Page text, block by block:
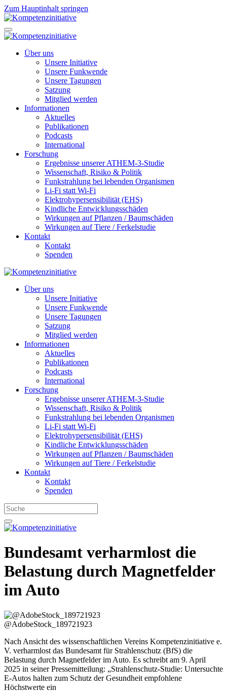
Zum Hauptinhalt springen
Über uns
Unsere Initiative
Unsere Funkwende
Unsere Tagungen
Satzung
Mitglied werden
Informationen
Aktuelles
Publikationen
Podcasts
International
Forschung
Ergebnisse unserer ATHEM-3-Studie
Wissenschaft, Risiko & Politik
Funkstrahlung bei lebenden Organismen
Li-Fi statt Wi-Fi
Elektrohypersensibilität (EHS)
Kindliche Entwicklungsschäden
Wirkungen auf Pflanzen / Baumschäden
Wirkungen auf Tiere / Ferkelstudie
Kontakt
Kontakt
Spenden
Über uns
Unsere Initiative
Unsere Funkwende
Unsere Tagungen
Satzung
Mitglied werden
Informationen
Aktuelles
Publikationen
Podcasts
International
Forschung
Ergebnisse unserer ATHEM-3-Studie
Wissenschaft, Risiko & Politik
Funkstrahlung bei lebenden Organismen
Li-Fi statt Wi-Fi
Elektrohypersensibilität (EHS)
Kindliche Entwicklungsschäden
Wirkungen auf Pflanzen / Baumschäden
Wirkungen auf Tiere / Ferkelstudie
Kontakt
Kontakt
Spenden
Bundesamt verharmlost die
Belastung durch Magnetfelder
im Auto
@AdobeStock_189721923
Nach Ansicht des wissenschaftlichen Vereins Kompetenzinitiative e.
V. verharmlost das Bundesamt für Strahlenschutz (BfS) die
Belastung durch Magnetfelder im Auto. Es schreibt am 9. April
2025 in seiner Pressemitteilung: „Strahlenschutz-Studie: Untersuchte
E-Autos halten zum Schutz der Gesundheit empfohlene
Höchstwerte ein